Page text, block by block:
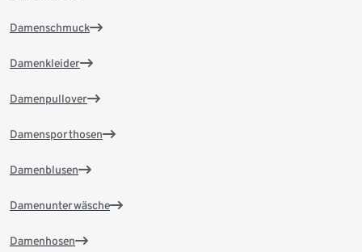
Damenschmuck
Damenkleider
Damenpullover
Damensporthosen
Damenblusen
Damenunterwäsche
Damenhosen